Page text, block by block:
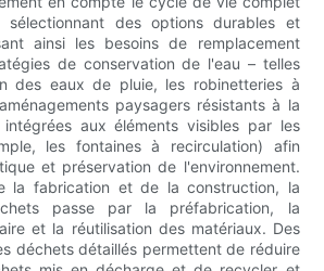
sélectionnant des options durables et
ainsi les besoins de remplacement
de conservation de l'eau – telles
des eaux de pluie, les robinetteries à
paysagers résistants à la
aux éléments visibles par les
les fontaines à recirculation) afin
et préservation de l'environnement.
la fabrication et de la construction, la
passe par la préfabrication, la
et la réutilisation des matériaux. Des
déchets détaillés permettent de réduire